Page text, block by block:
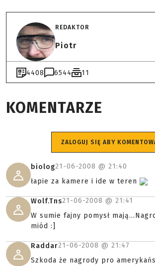
REDAKTOR
Piotr
4408 6544 11
KOMENTARZE
ZALOGUJ SIĘ ABY
biolog21-06-2008 @ 21:40
łapie za kamere i ide w teren
Wolf.Tns21-06-2008 @ 21:41
W sumie fajny pomysł
miód :]
Raddar21-06-2008 @ 21:47
Szkoda że nagrody pro